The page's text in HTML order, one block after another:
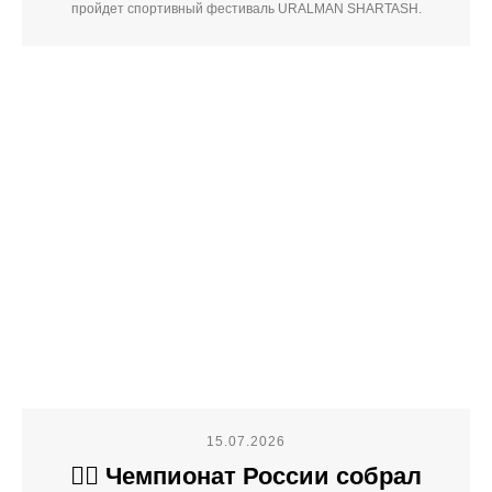
пройдет спортивный фестиваль URALMAN SHARTASH.
15.07.2026
🚴‍♂️ Чемпионат России собрал